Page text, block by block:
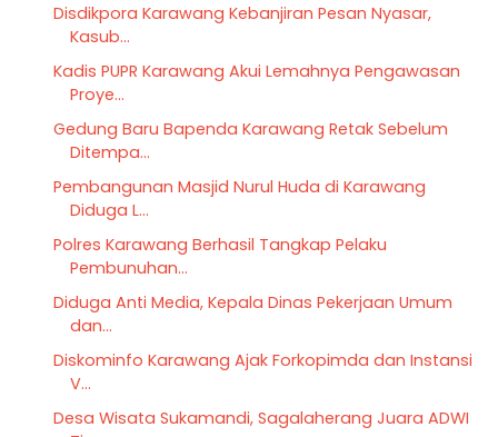
Disdikpora Karawang Kebanjiran Pesan Nyasar,
Kasub...
Kadis PUPR Karawang Akui Lemahnya Pengawasan
Proye...
Gedung Baru Bapenda Karawang Retak Sebelum
Ditempa...
Pembangunan Masjid Nurul Huda di Karawang
Diduga L...
Polres Karawang Berhasil Tangkap Pelaku
Pembunuhan...
Diduga Anti Media, Kepala Dinas Pekerjaan Umum
dan...
Diskominfo Karawang Ajak Forkopimda dan Instansi
V...
Desa Wisata Sukamandi, Sagalaherang Juara ADWI